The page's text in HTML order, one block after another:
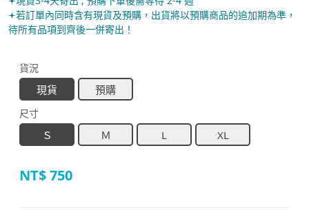
𖥔若訂單內同時含有現貨及預購，出貨將以預購商品的追加期為準，
待所有品項到齊後一併寄出！
貨況
現貨 預購
尺寸
Ｓ Ｍ L XL
NT$750